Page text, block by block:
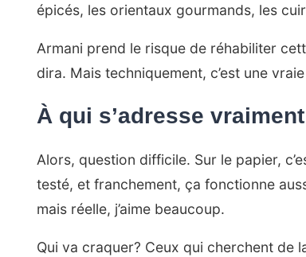
épicés, les orientaux gourmands, les
Armani prend le risque de réhabiliter
dira. Mais techniquement, c’est une
À qui s’adresse
Alors, question difficile. Sur le papier,
testé, et franchement, ça fonctionne
mais réelle, j’aime beaucoup.
Qui va craquer? Ceux qui cherchent de